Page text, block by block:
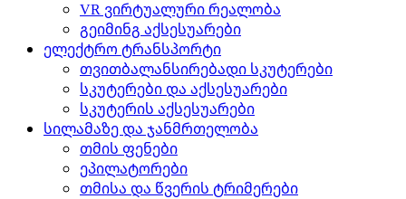
VR ვირტუალური რეალობა
გეიმინგ აქსესუარები
ელექტრო ტრანსპორტი
თვითბალანსირებადი სკუტერები
სკუტერები და აქსესუარები
სკუტერის აქსესუარები
სილამაზე და ჯანმრთელობა
თმის ფენები
ეპილატორები
თმისა და წვერის ტრიმერები